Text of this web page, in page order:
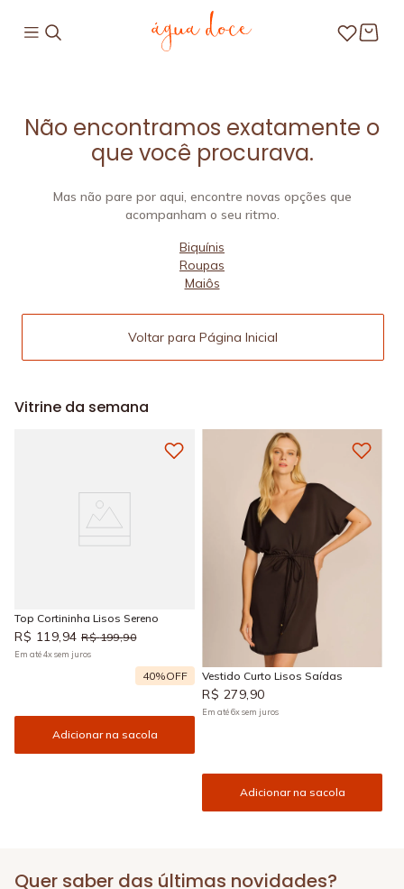
Não encontramos exatamente o
que você procurava.
Mas não pare por aqui, encontre novas opções que
acompanham o seu ritmo.
Biquínis
Roupas
Maiôs
Voltar para Página Inicial
Vitrine da semana
Top Cortininha Lisos Sereno
R$ 119,94 R$ 199,90
Em até4xsem juros
40%OFF
Adicionar na sacola
Vestido Curto Lisos Saídas
R$ 279,90
Em até6xsem juros
Adicionar na sacola
Quer saber das últimas novidades?